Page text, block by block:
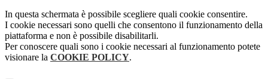
In questa schermata è possibile scegliere quali cookie consentire.
I cookie necessari sono quelli che consentono il funzionamento della
piattaforma e non è possibile disabilitarli.
Per conoscere quali sono i cookie necessari al funzionamento potete
visionare la COOKIE POLICY.